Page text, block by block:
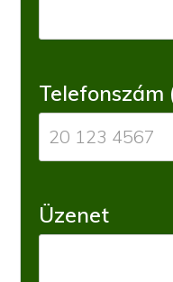
Telefonszám
Üzenet